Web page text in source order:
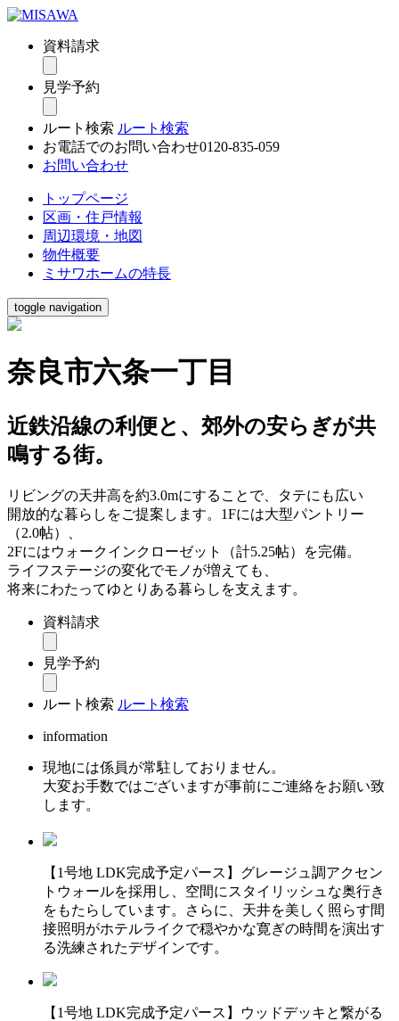
資料請求
見学予約
ルート検索 ルート検索
お電話でのお問い合わせ0120-835-059
お問い合わせ
トップページ
区画・住戸情報
周辺環境・地図
物件概要
ミサワホームの特長
toggle navigation
奈良市六条一丁目
近鉄沿線の利便と、郊外の安らぎが共
鳴する街。
リビングの天井高を約3.0mにすることで、タテにも広い
開放的な暮らしをご提案します。1Fには大型パントリー
（2.0帖）、
2Fにはウォークインクローゼット（計5.25帖）を完備。
ライフステージの変化でモノが増えても、
将来にわたってゆとりある暮らしを支えます。
資料請求
見学予約
ルート検索 ルート検索
information
現地には係員が常駐しておりません。
大変お手数ではございますが事前にご連絡をお願い致
します。
【1号地 LDK完成予定パース】グレージュ調アクセン
トウォールを採用し、空間にスタイリッシュな奥行き
をもたらしています。さらに、天井を美しく照らす間
接照明がホテルライクで穏やかな寛ぎの時間を演出す
る洗練されたデザインです。
【1号地 LDK完成予定パース】ウッドデッキと繋がる